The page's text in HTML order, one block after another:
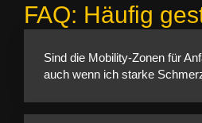
FAQ: Häufig
Sind die Mobility-Zonen für
auch wenn ich starke